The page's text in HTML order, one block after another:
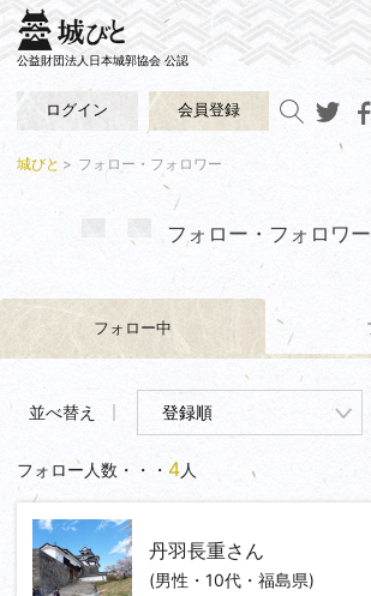
公益財団法人日本城郭協会 公認
ログイン 会員登録
城びと フォロー・フォロワー
フォロー・フォロワー
フォロー中
並べ替え
フォロー人数・・・ 4人
丹羽長重さん
(男性・10代・福島県)